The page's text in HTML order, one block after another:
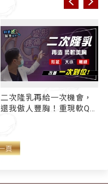
二次隆乳再給一次機會，
還我傲人豐胸！重現軟Q觸
頁